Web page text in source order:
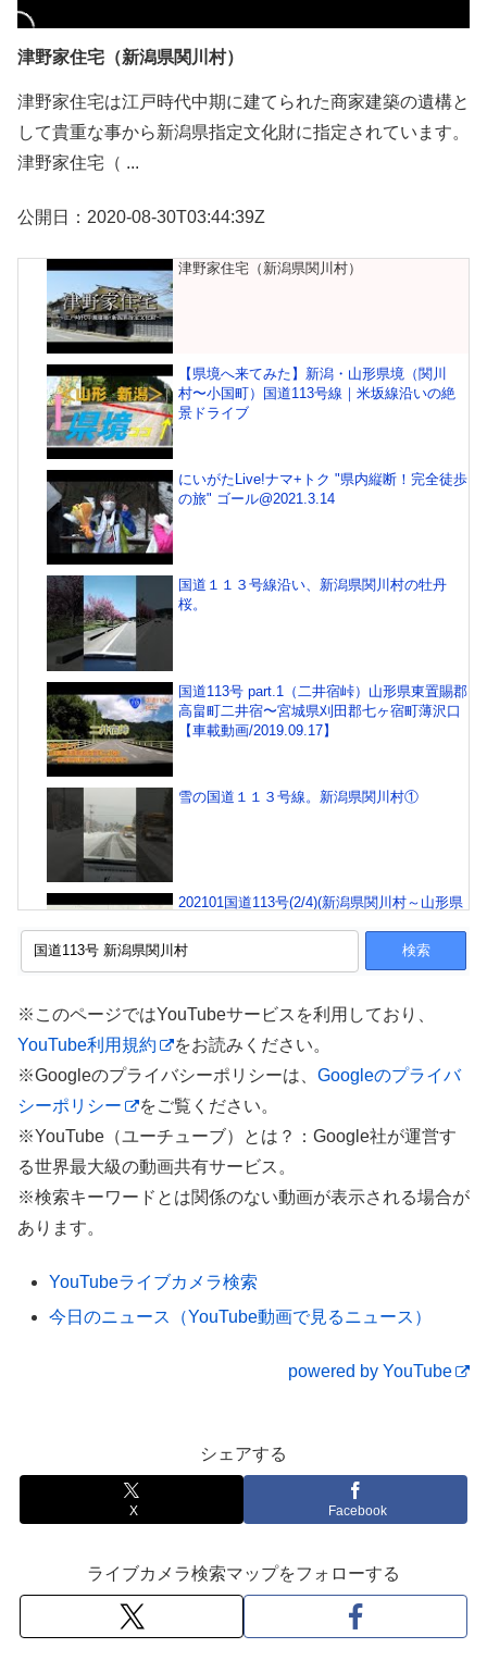
津野家住宅（新潟県関川村）
津野家住宅は江戸時代中期に建てられた商家建築の遺構と
して貴重な事から新潟県指定文化財に指定されています。
津野家住宅（ ...
公開日：2020-08-30T03:44:39Z
津野家住宅（新潟県関川村）
【県境へ来てみた】新潟・山形県境（関川
村〜小国町）国道113号線｜米坂線沿いの絶
景ドライブ
にいがたLive!ナマ+トク "県内縦断！完全徒歩
の旅" ゴール@2021.3.14
国道１１３号線沿い、新潟県関川村の牡丹
桜。
国道113号 part.1（二井宿峠）山形県東置賜郡
高畠町二井宿〜宮城県刈田郡七ヶ宿町薄沢口
【車載動画/2019.09.17】
雪の国道１１３号線。新潟県関川村①
202101国道113号(2/4)(新潟県関川村～山形県
雪の国道１１３号線。新潟県関川村②
202101国道113号(1/4)(新潟県新潟市～関川村)
※このページではYouTubeサービスを利用しており、
YouTube利用規約
をお読みください。
※Googleのプライバシーポリシーは、 Googleのプライバ
シーポリシー
をご覧ください。
※YouTube（ユーチューブ）とは？：Google社が運営す
る世界最大級の動画共有サービス。
※検索キーワードとは関係のない動画が表示される場合が
あります。
YouTubeライブカメラ検索
今日のニュース（YouTube動画で見るニュース）
powered by YouTube
シェアする
X Facebook
ライブカメラ検索マップをフォローする